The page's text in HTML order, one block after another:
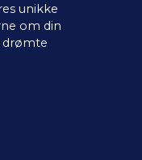
unikke
om din
drømte